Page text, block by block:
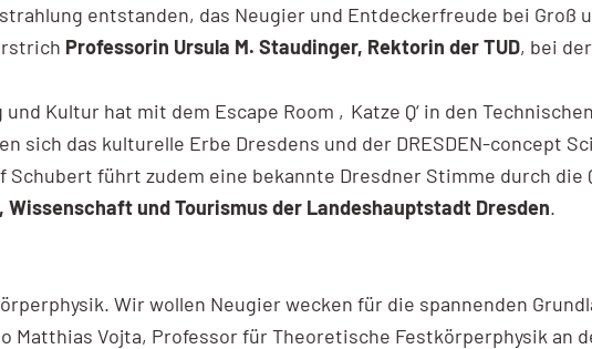
entstanden, das Neugier und Entdeckerfreude bei Groß
Professorin Ursula M. Staudinger, Rektorin der TUD, bei
Kultur hat mit dem Escape Room ‚Katze Q‘ in den
sich das kulturelle Erbe Dresdens und der DRESDEN-concept
Schubert führt zudem eine bekannte Dresdner Stimme durch die
und Tourismus der Landeshauptstadt Dresden.
Wir wollen Neugier wecken für die spannenden
Matthias Vojta, Professor für Theoretische Festkörperphysik an